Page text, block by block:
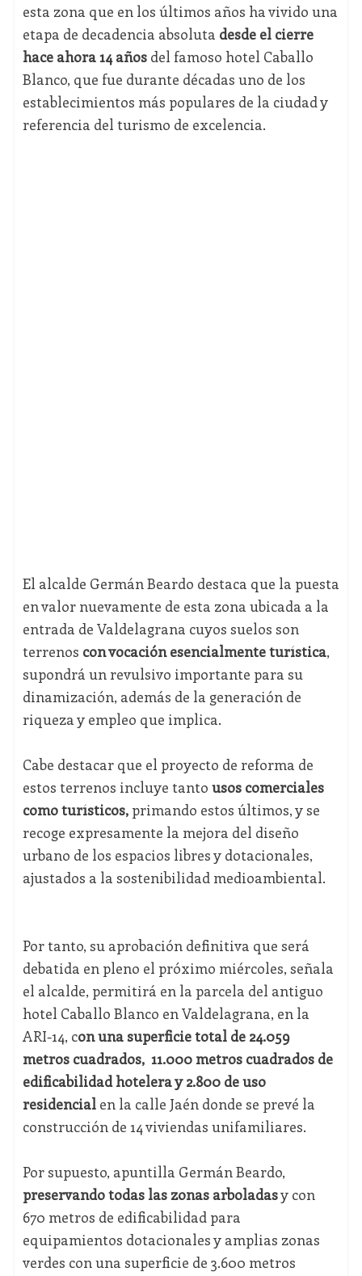
esta zona que en los últimos años ha vivido una
etapa de decadencia absoluta desde el cierre
hace ahora 14 añosdel famoso hotel Caballo
Blanco, que fue durante décadas uno de los
establecimientos más populares de la ciudad y
referencia del turismo de excelencia.
El alcalde Germán Beardo destaca que la puesta
en valor nuevamente de esta zona ubicada a la
entrada de Valdelagrana cuyos suelos son
terrenos con vocación esencialmente turística,
supondrá un revulsivo importante para su
dinamización, además de la generación de
riqueza y empleo que implica.
Cabe destacar que el proyecto de reforma de
estos terrenos incluye tanto usos comerciales
como turísticos,primando estos últimos, y se
recoge expresamente la mejora del diseño
urbano de los espacios libres y dotacionales,
ajustados a la sostenibilidad medioambiental.
Por tanto, su aprobación definitiva que será
debatida en pleno el próximo miércoles, señala
el alcalde, permitirá en la parcela del antiguo
hotel Caballo Blanco en Valdelagrana, en la
ARI-14, con una superficie total de 24.059
metros cuadrados, 11.000 metros cuadrados de
edificabilidad hotelera y 2.800 de uso
residencialen la calle Jaén donde se prevé la
construcción de 14 viviendas unifamiliares.
Por supuesto, apuntilla Germán Beardo,
preservando todas las zonas arboladasy con
670 metros de edificabilidad para
equipamientos dotacionales y amplias zonas
verdes con una superficie de 3.600 metros